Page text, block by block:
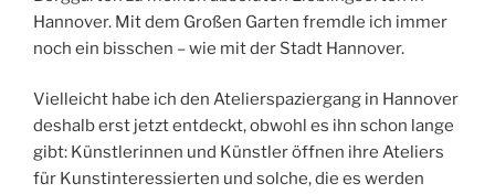
Hannover. Mit dem Großen Garten fremdle ich immer
noch ein bisschen – wie mit der Stadt Hannover.
Vielleicht habe ich den Atelierspaziergang in Hannover
deshalb erst jetzt entdeckt, obwohl es ihn schon lange
gibt: Künstlerinnen und Künstler öffnen ihre Ateliers
für Kunstinteressierten und solche, die es werden